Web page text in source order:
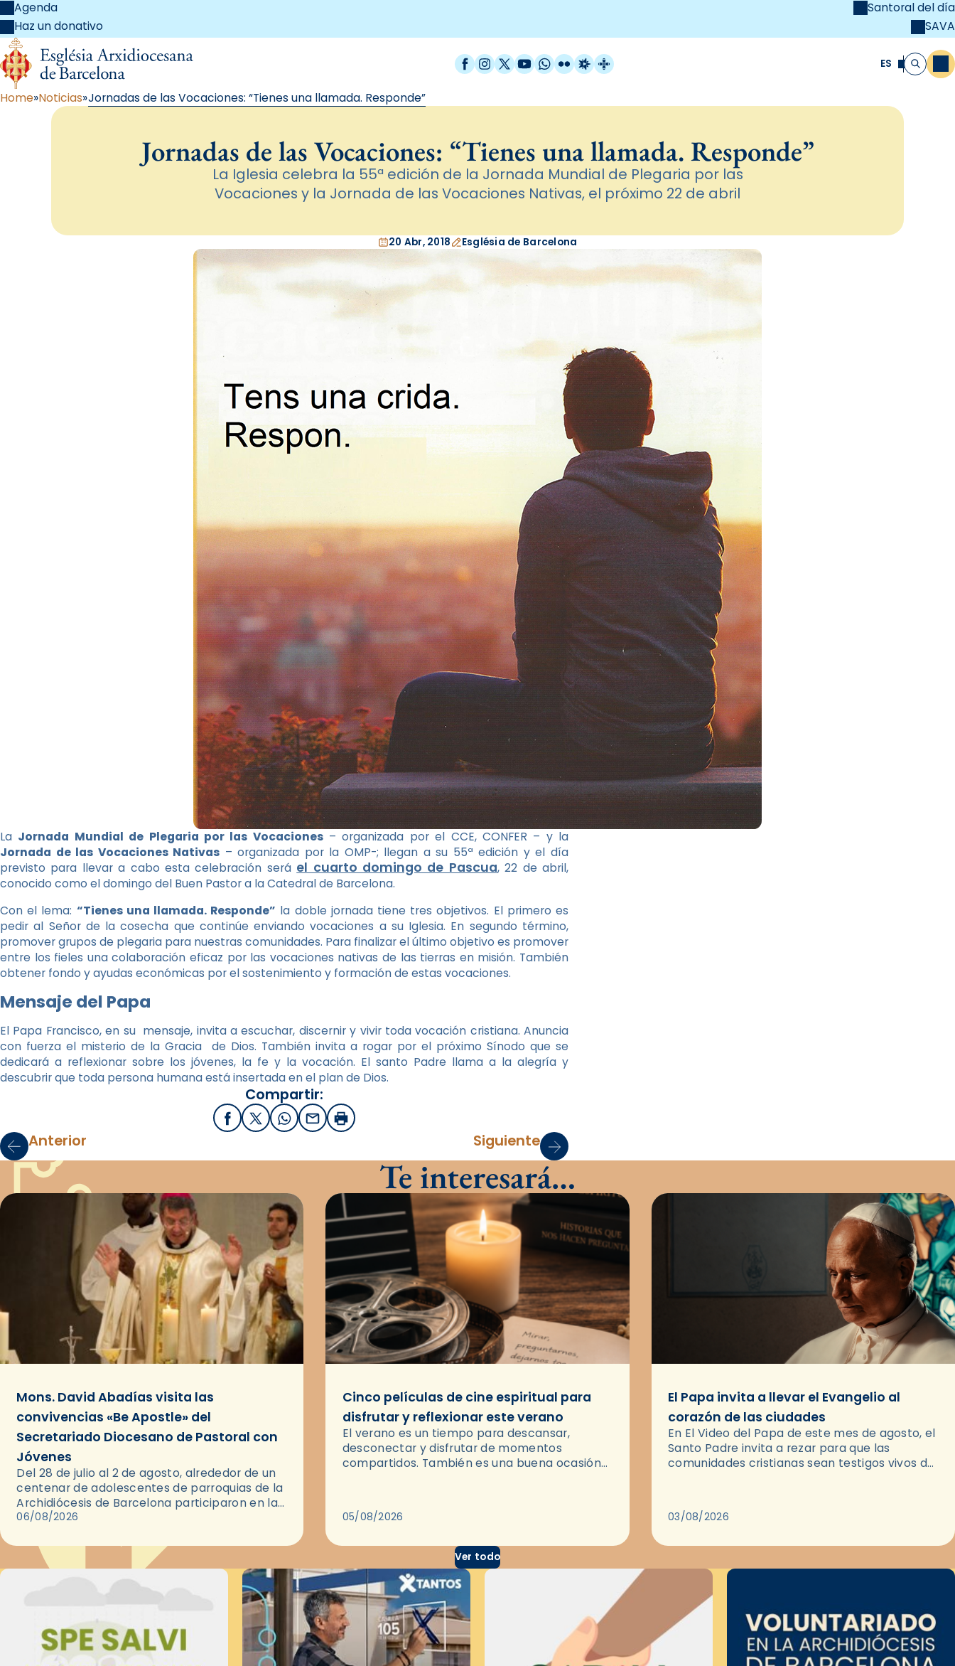
Agenda
Haz un donativo
Santoral del día
SAVA
Facebook
Instagram
X / Twitter
YouTube
WhatsApp
FlickrRadio Estel
Catalunya Cristiana ES Buscar
Home Noticias Jornadas de las Vocaciones: “Tienes una llamada. Responde”
Jornadas de las Vocaciones: “Tienes una llamada. Responde”
La Iglesia celebra la 55ª edición de la Jornada Mundial de Plegaria por las
Vocaciones y la Jornada de las Vocaciones Nativas, el próximo 22 de abril
20 Abr, 2018 Església de Barcelona
La Jornada Mundial de Plegaria por las Vocaciones– organizada por el CCE, CONFER – y la
Jornada de las Vocaciones Nativas – organizada por la OMP-; llegan a su 55ª edición y el día
previsto para llevar a cabo esta celebración será el cuarto domingo de Pascua, 22 de abril,
conocido como el domingo del Buen Pastor a la Catedral de Barcelona.
Con el lema: “Tienes una llamada. Responde” la doble jornada tiene tres objetivos. El primero es
pedir al Señor de la cosecha que continúe enviando vocaciones a su Iglesia. En segundo término,
promover grupos de plegaria para nuestras comunidades. Para finalizar el último objetivo es promover
entre los fieles una colaboración eficaz por las vocaciones nativas de las tierras en misión. También
obtener fondo y ayudas económicas por el sostenimiento y formación de estas vocaciones.
Mensaje del Papa
El Papa Francisco, en su mensaje, invita a escuchar, discernir y vivir toda vocación cristiana. Anuncia
con fuerza el misterio de la Gracia de Dios. También invita a rogar por el próximo Sínodo que se
dedicará a reflexionar sobre los jóvenes, la fe y la vocación. El santo Padre llama a la alegría y
descubrir que toda persona humana está insertada en el plan de Dios.
Compartir:
FacebookX / Twitter
WhatsApp
EmailImprimir
Anterior Siguiente
Te interesará…
Mons. David Abadías visita las
convivencias «Be Apostle» del
Secretariado Diocesano de Pastoral con
Jóvenes
Del 28 de julio al 2 de agosto, alrededor de un
centenar de adolescentes de parroquias de la
Archidiócesis de Barcelona participaron en las
convivencias Be Apostle, organizadas por el
06/08/2026
Cinco películas de cine espiritual para
disfrutar y reflexionar este verano
El verano es un tiempo para descansar,
desconectar y disfrutar de momentos
compartidos. También es una buena ocasión
05/08/2026
El Papa invita a llevar el Evangelio al
corazón de las ciudades
En El Video del Papa de este mes de agosto, el
Santo Padre invita a rezar para que las
comunidades cristianas sean testigos vivos del
03/08/2026
Ver todo